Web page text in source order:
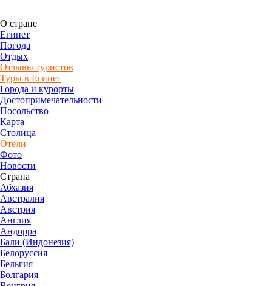
О стране
Египет
Погода
Отдых
Отзывы туристов
Туры в Египет
Города и курорты
Достопримечательности
Посольство
Карта
Столица
Отели
Фото
Новости
Страна
Абхазия
Австралия
Австрия
Англия
Андорра
Бали (Индонезия)
Белоруссия
Бельгия
Болгария